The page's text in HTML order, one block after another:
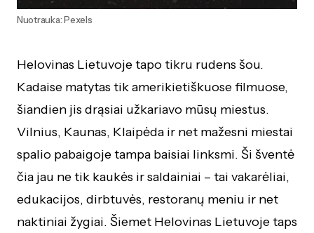
Nuotrauka: Pexels
Helovinas Lietuvoje tapo tikru rudens šou.
Kadaise matytas tik amerikietiškuose filmuose,
šiandien jis drąsiai užkariavo mūsų miestus.
Vilnius, Kaunas, Klaipėda ir net mažesni miestai
spalio pabaigoje tampa baisiai linksmi. Ši šventė
čia jau ne tik kaukės ir saldainiai – tai vakarėliai,
edukacijos, dirbtuvės, restoranų meniu ir net
naktiniai žygiai. Šiemet Helovinas Lietuvoje taps